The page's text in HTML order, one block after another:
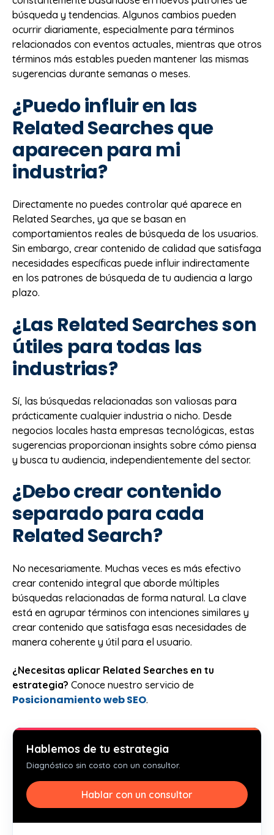
búsqueda y tendencias. Algunos cambios pueden
ocurrir diariamente, especialmente para términos
relacionados con eventos actuales, mientras que otros
términos más estables pueden mantener las mismas
sugerencias durante semanas o meses.
¿Puedo influir en las
Related Searches que
aparecen para mi
industria?
Directamente no puedes controlar qué aparece en
Related Searches, ya que se basan en
comportamientos reales de búsqueda de los usuarios.
Sin embargo, crear contenido de calidad que satisfaga
necesidades específicas puede influir indirectamente
en los patrones de búsqueda de tu audiencia a largo
plazo.
¿Las Related Searches son
útiles para todas las
industrias?
Sí, las búsquedas relacionadas son valiosas para
prácticamente cualquier industria o nicho. Desde
negocios locales hasta empresas tecnológicas, estas
sugerencias proporcionan insights sobre cómo piensa
y busca tu audiencia, independientemente del sector.
¿Debo crear contenido
separado para cada
Related Search?
No necesariamente. Muchas veces es más efectivo
crear contenido integral que aborde múltiples
búsquedas relacionadas de forma natural. La clave
está en agrupar términos con intenciones similares y
crear contenido que satisfaga esas necesidades de
manera coherente y útil para el usuario.
¿Necesitas aplicar Related Searches en tu
estrategia? Conoce nuestro servicio de
Posicionamiento web SEO.
Hablemos de tu estrategia
Diagnóstico sin costo con un consultor.
Hablar con un consultor